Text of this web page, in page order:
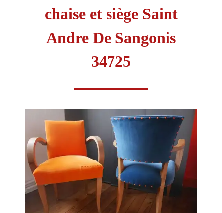
chaise et siège Saint
Andre De Sangonis
34725